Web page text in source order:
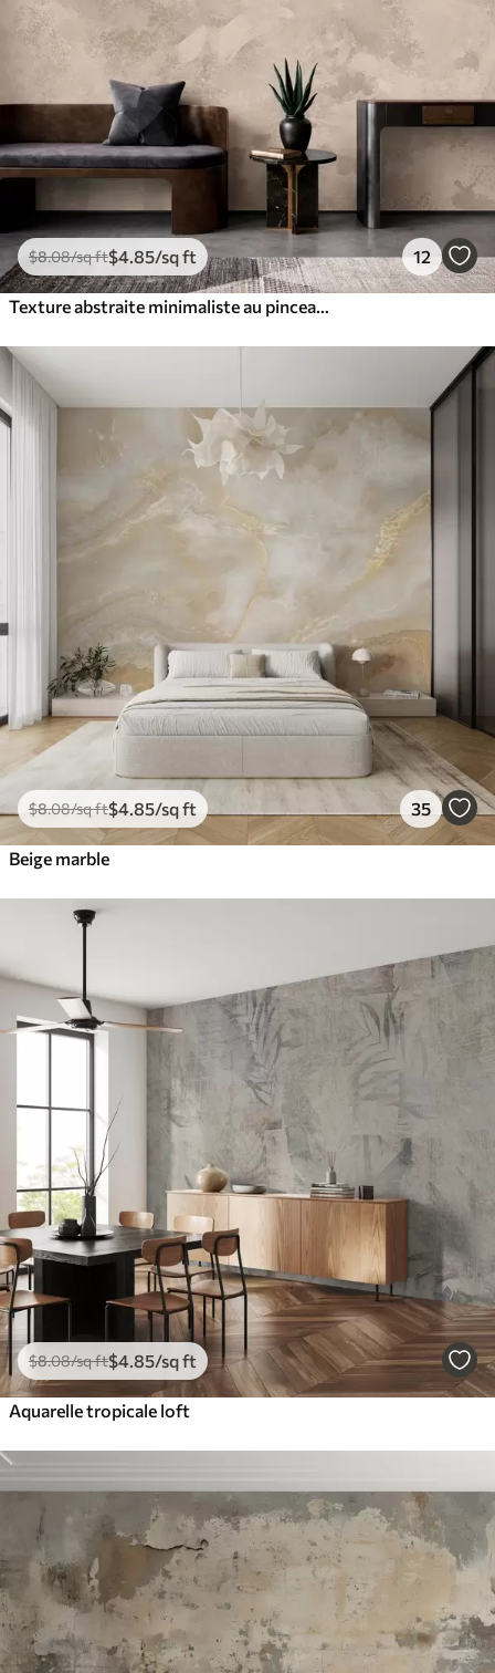
$8.08/sq ft$4 .85/sq ft 12
$8.08/sq ft$4 .85/sq ft 35
Beige marble
$8.08/sq ft$4 .85/sq ft
Aquarelle tropicale loft